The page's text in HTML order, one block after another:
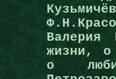
жизни, о
о